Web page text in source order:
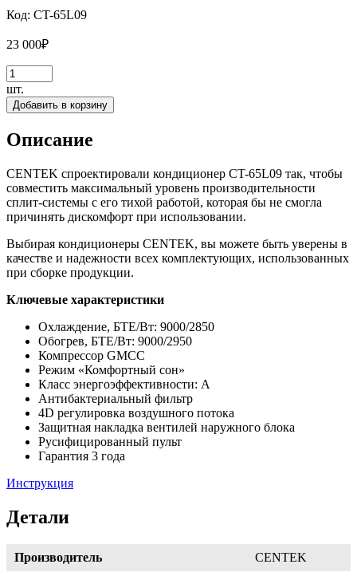
Код: CT-65L09
23 000₽
шт.
Добавить в корзину
Описание
CENTEK спроектировали кондиционер CT-65L09 так, чтобы
совместить максимальный уровень производительности
сплит-системы с его тихой работой, которая бы не смогла
причинять дискомфорт при использовании.
Выбирая кондиционеры CENTEK, вы можете быть уверены в
качестве и надежности всех комплектующих, использованных
при сборке продукции.
Ключевые характеристики
Охлаждение, БТЕ/Вт: 9000/2850
Обогрев, БТЕ/Вт: 9000/2950
Компрессор GMCC
Режим «Комфортный сон»
Класс энергоэффективности: А
Антибактериальный фильтр
4D регулировка воздушного потока
Защитная накладка вентилей наружного блока
Русифицированный пульт
Гарантия 3 года
Инструкция
Детали
Производитель CENTEK